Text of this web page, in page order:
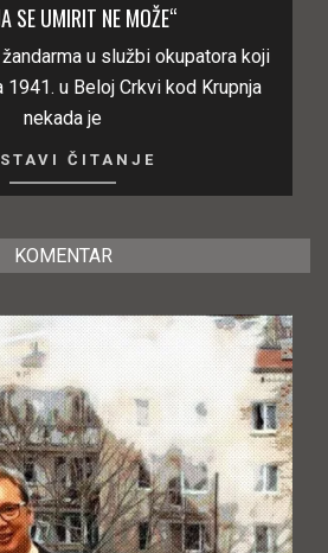
SE UMIRIT NE MOŽE“
u službi okupatora koji
1941. u Beloj Crkvi kod Krupnja
nekada je
ČITANJE
KOMENTAR